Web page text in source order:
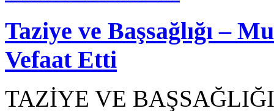
Taziye ve Başsağlığı –
Vefaat Etti
TAZİYE VE